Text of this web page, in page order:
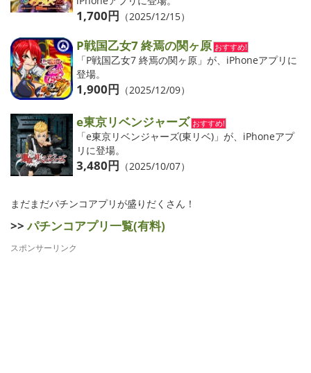
1,700円 （2025/12/15）
P戦国乙女7 終焉の関ヶ原 おすすめ!
「P戦国乙女7 終焉の関ヶ原」が、iPhoneアプリに
登場。
1,900円 （2025/12/09）
e東京リベンジャーズ おすすめ!
「e東京リベンジャーズ(東リベ)」が、iPhoneアプ
リに登場。
3,480円 （2025/10/07）
まだまだパチンコアプリが盛りだくさん！
>>パチンコアプリ一覧(有料)
スポンサーリンク